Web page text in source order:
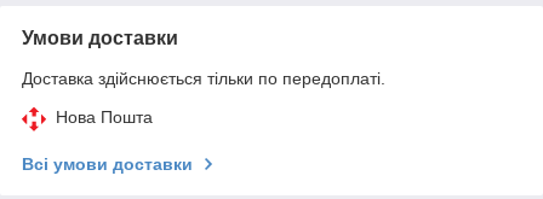
Умови доставки
Доставка здійснюється тільки по передоплаті.
Нова Пошта
Всі умови доставки